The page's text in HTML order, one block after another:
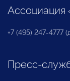
+7 (495) 247-4777
Пресс-